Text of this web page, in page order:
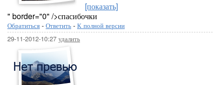
[показать]
" border="0" />спасибочки
Обратиться - Ответить - К полной версии
29-11-2012-10:27 удалить